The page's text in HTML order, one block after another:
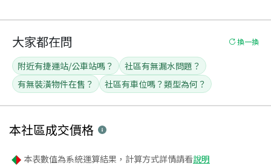
大家都在問 換一換
附近有捷運站/公車站嗎？
社區有無漏水問題？
有無裝潢物件在售？
社區有車位嗎？類型為何？
本社區成交價格
本表數值為系統運算結果，計算方式詳情請看說明